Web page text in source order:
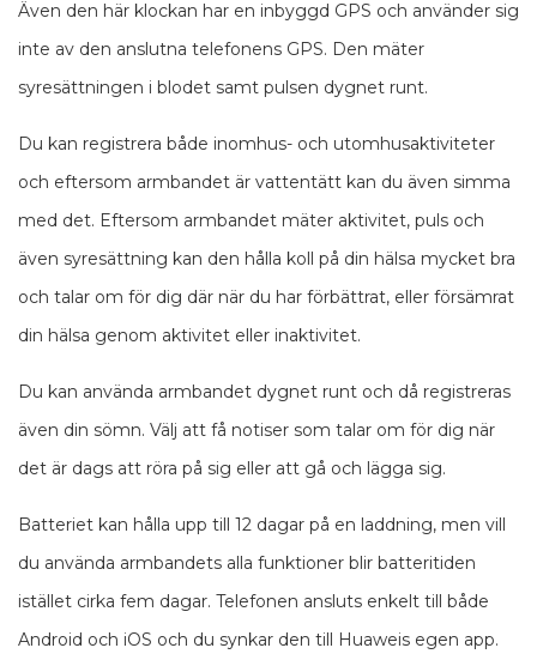
Även den här klockan har en inbyggd GPS och använder sig
inte av den anslutna telefonens GPS. Den mäter
syresättningen i blodet samt pulsen dygnet runt.
Du kan registrera både inomhus- och utomhusaktiviteter
och eftersom armbandet är vattentätt kan du även simma
med det. Eftersom armbandet mäter aktivitet, puls och
även syresättning kan den hålla koll på din hälsa mycket bra
och talar om för dig där när du har förbättrat, eller försämrat
din hälsa genom aktivitet eller inaktivitet.
Du kan använda armbandet dygnet runt och då registreras
även din sömn. Välj att få notiser som talar om för dig när
det är dags att röra på sig eller att gå och lägga sig.
Batteriet kan hålla upp till 12 dagar på en laddning, men vill
du använda armbandets alla funktioner blir batteritiden
istället cirka fem dagar. Telefonen ansluts enkelt till både
Android och iOS och du synkar den till Huaweis egen app.